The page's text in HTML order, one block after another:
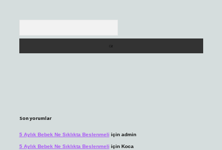
Son yorumlar
5 Aylık Bebek Ne Sıklıkta Beslenmeli için admin
5 Aylık Bebek Ne Sıklıkta Beslenmeli için Koca